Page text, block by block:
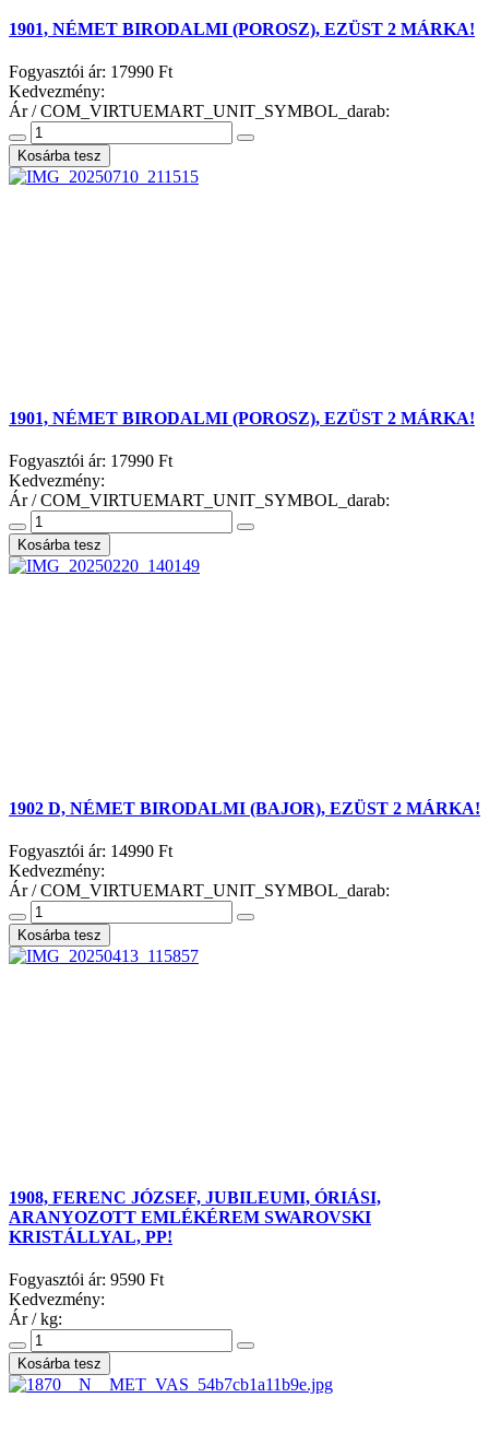
1901, NÉMET BIRODALMI (POROSZ), EZÜST 2 MÁRKA!
Fogyasztói ár: 17990 Ft
Kedvezmény:
Ár / COM_VIRTUEMART_UNIT_SYMBOL_darab:
1901, NÉMET BIRODALMI (POROSZ), EZÜST 2 MÁRKA!
Fogyasztói ár: 17990 Ft
Kedvezmény:
Ár / COM_VIRTUEMART_UNIT_SYMBOL_darab:
1902 D, NÉMET BIRODALMI (BAJOR), EZÜST 2 MÁRKA!
Fogyasztói ár: 14990 Ft
Kedvezmény:
Ár / COM_VIRTUEMART_UNIT_SYMBOL_darab:
1908, FERENC JÓZSEF, JUBILEUMI, ÓRIÁSI,
ARANYOZOTT EMLÉKÉREM SWAROVSKI
KRISTÁLLYAL, PP!
Fogyasztói ár: 9590 Ft
Kedvezmény:
Ár / kg: